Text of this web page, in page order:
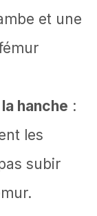
et une
hanche :
les
subir